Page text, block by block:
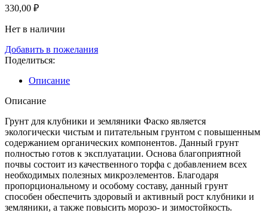
330,00 ₽
Нет в наличии
Добавить в пожелания
Поделиться:
Описание
Описание
Грунт для клубники и земляники Фаско является
экологически чистым и питательным грунтом с повышенным
содержанием органических компонентов. Данный грунт
полностью готов к эксплуатации. Основа благоприятной
почвы состоит из качественного торфа с добавлением всех
необходимых полезных микроэлементов. Благодаря
пропорциональному и особому составу, данный грунт
способен обеспечить здоровый и активный рост клубники и
земляники, а также повысить морозо- и зимостойкость.